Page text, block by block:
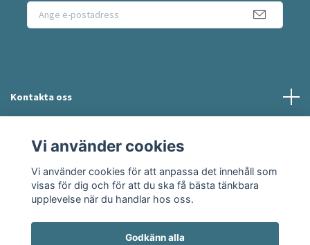
Kontakta oss
Sociala medier
Vi använder cookies
Vi använder cookies för att anpassa det innehåll som
visas för dig och för att du ska få bästa tänkbara
upplevelse när du handlar hos oss.
Godkänn alla